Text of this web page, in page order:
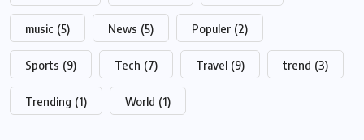
music (5) News (5) Populer (2)
Sports (9) Tech (7) Travel (9) trend (3)
Trending (1) World (1)